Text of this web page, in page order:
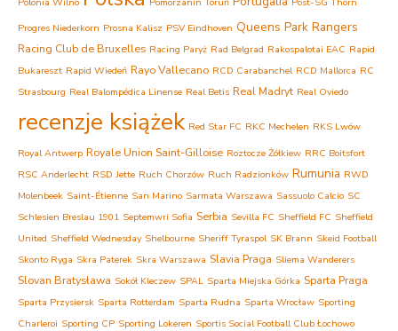
Progres Niederkorn Prosna Kalisz PSV Eindhoven Queens Park Rangers
Racing Club de Bruxelles Racing Paryż Rad Belgrad Rakospalotai EAC Rapid
Bukareszt Rapid Wiedeń Rayo Vallecano RCD Carabanchel RCD Mallorca RC
Strasbourg Real Balompédica Linense Real Betis Real Madryt Real Oviedo
recenzje książek Red Star FC RKC Mechelen RKS Lwów
Royal Antwerp Royale Union Saint-Gilloise Roztocze Żółkiew RRC Boitsfort
RSC Anderlecht RSD Jette Ruch Chorzów Ruch Radzionków Rumunia RWD
Molenbeek Saint-Étienne San Marino Sarmata Warszawa Sassuolo Calcio SC
Schlesien Breslau 1901 Septemwri Sofia Serbia Sevilla FC Sheffield FC Sheffield
United Sheffield Wednesday Shelbourne Sheriff Tyraspol SK Brann Skeid Football
Skonto Ryga Skra Paterek Skra Warszawa Slavia Praga Sliema Wanderers
Slovan Bratysława Sokół Kleczew SPAL Sparta Miejska Górka Sparta Praga
Sparta Przysiersk Sparta Rotterdam Sparta Rudna Sparta Wrocław Sporting
Charleroi Sporting CP Sporting Lokeren Sportis Social Football Club Łochowo